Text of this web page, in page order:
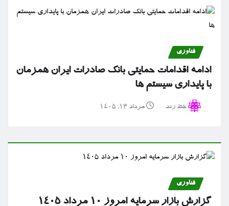
فناوری
ادامه اقدامات حمایتی بانک صادرات ایران همزمان
با پایداری سیستم ها
خط رند مرداد ۱۳, ۱۴۰۵
فناوری
گزارش بازار سرمایه امروز ۱۰ مرداد ۱۴۰۵